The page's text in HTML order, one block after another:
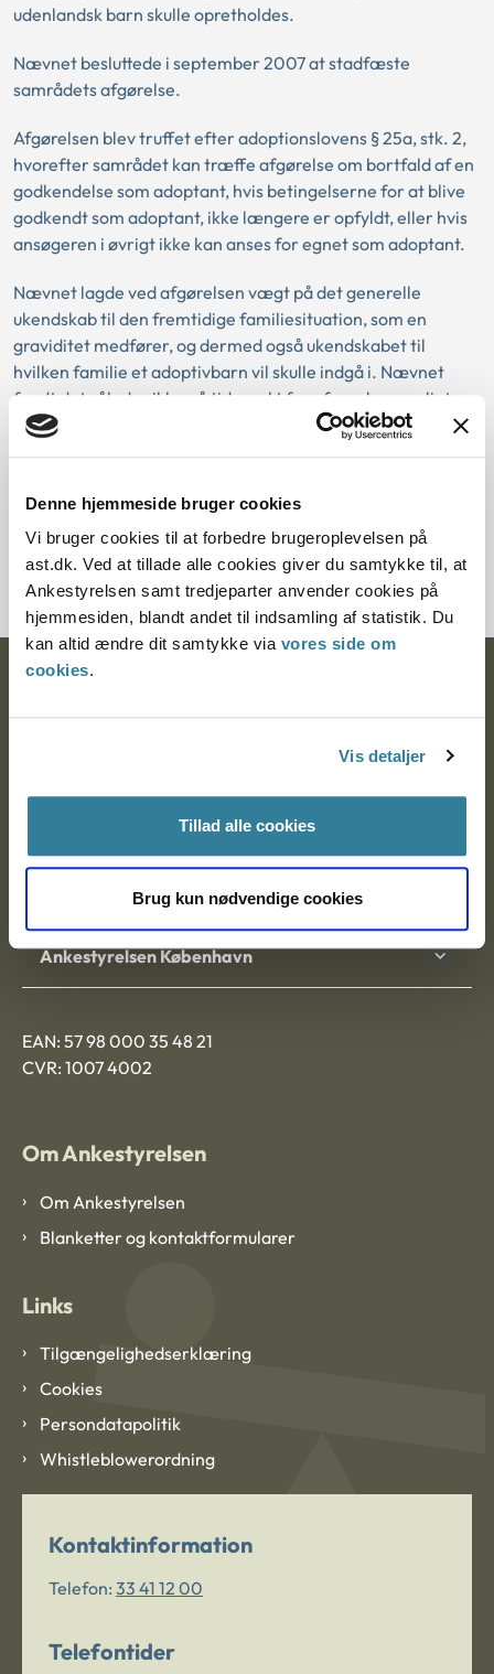
Denne hjemmeside bruger cookies
Vi bruger cookies til at forbedre brugeroplevelsen på
ast.dk. Ved at tillade alle cookies giver du samtykke til, at
Ankestyrelsen samt tredjeparter anvender cookies på
hjemmesiden, blandt andet til indsamling af statistik. Du
kan altid ændre dit samtykke via vores side om
cookies.
Vis detaljer
Tillad alle cookies
Brug kun nødvendige cookies
udenlandsk barn skulle opretholdes.
Nævnet besluttede i september 2007 at stadfæste
samrådets afgørelse.
Afgørelsen blev truffet efter adoptionslovens § 25a, stk. 2,
hvorefter samrådet kan træffe afgørelse om bortfald af en
godkendelse som adoptant, hvis betingelserne for at blive
godkendt som adoptant, ikke længere er opfyldt, eller hvis
ansøgeren i øvrigt ikke kan anses for egnet som adoptant.
Nævnet lagde ved afgørelsen vægt på det generelle
ukendskab til den fremtidige familiesituation, som en
graviditet medfører, og dermed også ukendskabet til
hvilken familie et adoptivbarn vil skulle indgå i. Nævnet
fandt det således ikke på tidspunkt for afgørelsen muligt
med den fornødne sikkerhed at vurdere, hvilken betydning
det at få et barn vil have for ansøgerne som familie og for
Nævnet var på den baggrund enig med samrådet i, at det
ikke med tilstrækkelig sikkerhed kunne lægges til grund, at
et adoptionsforløb ville være til barnets bedste.
Ankestyrelsen Aalborg
Ankestyrelsen København
EAN: 57 98 000 35 48 21
CVR: 1007 4002
Om Ankestyrelsen
Om Ankestyrelsen
Blanketter og kontaktformularer
Links
Tilgængelighedserklæring
Cookies
Persondatapolitik
Whistleblowerordning
Kontaktinformation
Telefon: 33 41 12 00
Telefontider